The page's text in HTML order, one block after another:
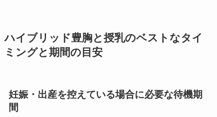
ハイブリッド豊胸と授乳のベストなタイ
ミングと期間の目安
妊娠・出産を控えている場合に必要な待機期
間